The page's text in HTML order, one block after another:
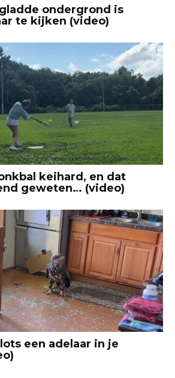
ondergrond is
te kijken (video)
keihard, en dat
geweten… (video)
een adelaar in je